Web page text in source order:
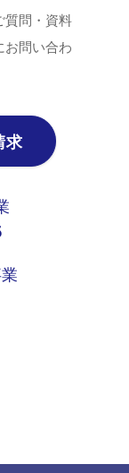
質問・資料
お問い合わ
求